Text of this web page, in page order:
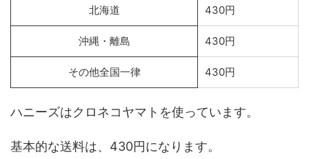
北海道 430円
沖縄・離島 430円
その他全国一律 430円
ハニーズはクロネコヤマトを使っています。
基本的な送料は、430円になります。